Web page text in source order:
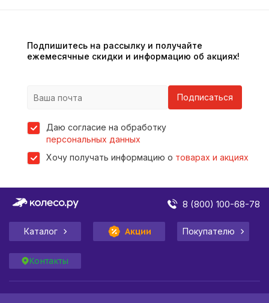
Подпишитесь на рассылку и получайте
ежемесячные скидки и информацию об акциях!
Подписаться
Даю согласие на обработку
персональных данных
Хочу получать информацию о товарах и акциях
8 (800) 100-68-78
Каталог Акции Покупателю
Контакты